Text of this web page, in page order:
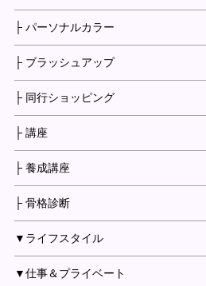
├ パーソナルカラー
├ ブラッシュアップ
├ 同行ショッピング
├ 講座
├ 養成講座
├ 骨格診断
▼ライフスタイル
▼仕事＆プライベート